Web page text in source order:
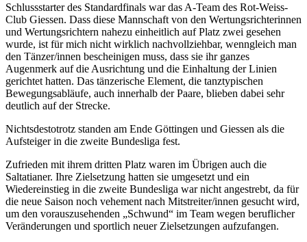
Schlussstarter des Standardfinals war das A-Team des Rot-Weiss-
Club Giessen. Dass diese Mannschaft von den Wertungsrichterinnen
und Wertungsrichtern nahezu einheitlich auf Platz zwei gesehen
wurde, ist für mich nicht wirklich nachvollziehbar, wenngleich man
den Tänzer/innen bescheinigen muss, dass sie ihr ganzes
Augenmerk auf die Ausrichtung und die Einhaltung der Linien
gerichtet hatten. Das tänzerische Element, die tanztypischen
Bewegungsabläufe, auch innerhalb der Paare, blieben dabei sehr
deutlich auf der Strecke.
Nichtsdestotrotz standen am Ende Göttingen und Giessen als die
Aufsteiger in die zweite Bundesliga fest.
Zufrieden mit ihrem dritten Platz waren im Übrigen auch die
Saltatianer. Ihre Zielsetzung hatten sie umgesetzt und ein
Wiedereinstieg in die zweite Bundesliga war nicht angestrebt, da für
die neue Saison noch vehement nach Mitstreiter/innen gesucht wird,
um den vorauszusehenden „Schwund“ im Team wegen beruflicher
Veränderungen und sportlich neuer Zielsetzungen aufzufangen.